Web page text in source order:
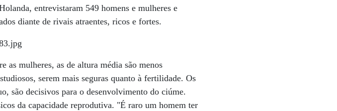
entrevistaram 549 homens e mulheres e
diante de rivais atraentes, ricos e fortes.
as mulheres, as de altura média são menos
serem mais seguras quanto à fertilidade. Os
são decisivos para o desenvolvimento do ciúme.
da capacidade reprodutiva. "É raro um homem ter